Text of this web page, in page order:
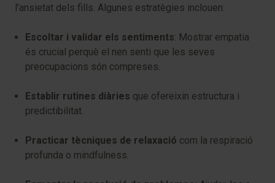
l’ansietat dels fills. Algunes estratègies inclouen:
Escoltar i validar els sentiments: Mostrar empatia
és crucial perquè el nen senti que les seves
preocupacions són compreses.
Establir rutines diàries que ofereixin estructura i
predictibilitat.
Practicar tècniques de relaxació com la respiració
profunda o mindfulness.